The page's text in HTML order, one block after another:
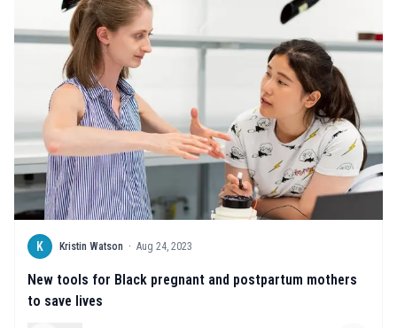
K Kristin Watson · Aug 24, 2023
New tools for Black pregnant and postpartum mothers
to save lives